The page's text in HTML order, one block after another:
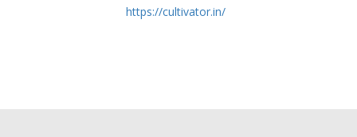
https://cultivator.in/